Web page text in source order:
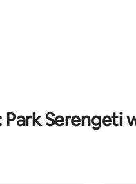
Serengeti